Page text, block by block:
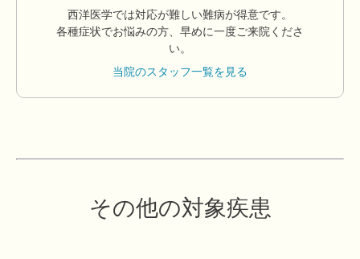
西洋医学では対応が難しい難病が得意です。
各種症状でお悩みの方、早めに一度ご来院くださ
い。
当院のスタッフ一覧を見る
その他の対象疾患